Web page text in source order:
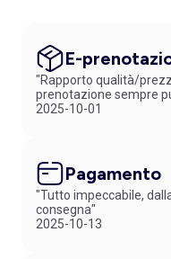
E-
"Rapporto qualità/
prenotazione sempre
2025-10-01
Pagamento
"Tutto impeccabile,
consegna"
2025-10-13